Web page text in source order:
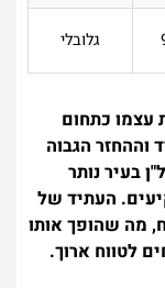
גלובלי
עצמו כתחום
הגבוה
בעיר נותר
העתיד של
מה שהופך אותו
לטווח ארוך.